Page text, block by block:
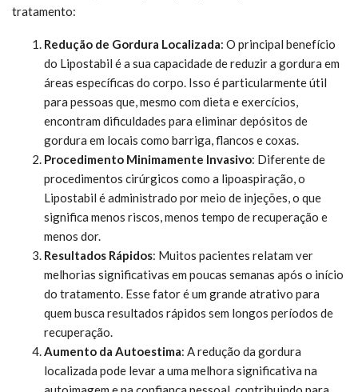
tratamento:
Redução de Gordura Localizada: O principal benefício
do Lipostabil é a sua capacidade de reduzir a gordura em
áreas específicas do corpo. Isso é particularmente útil
para pessoas que, mesmo com dieta e exercícios,
encontram dificuldades para eliminar depósitos de
gordura em locais como barriga, flancos e coxas.
Procedimento Minimamente Invasivo: Diferente de
procedimentos cirúrgicos como a lipoaspiração, o
Lipostabil é administrado por meio de injeções, o que
significa menos riscos, menos tempo de recuperação e
menos dor.
Resultados Rápidos: Muitos pacientes relatam ver
melhorias significativas em poucas semanas após o início
do tratamento. Esse fator é um grande atrativo para
quem busca resultados rápidos sem longos períodos de
recuperação.
Aumento da Autoestima: A redução da gordura
localizada pode levar a uma melhora significativa na